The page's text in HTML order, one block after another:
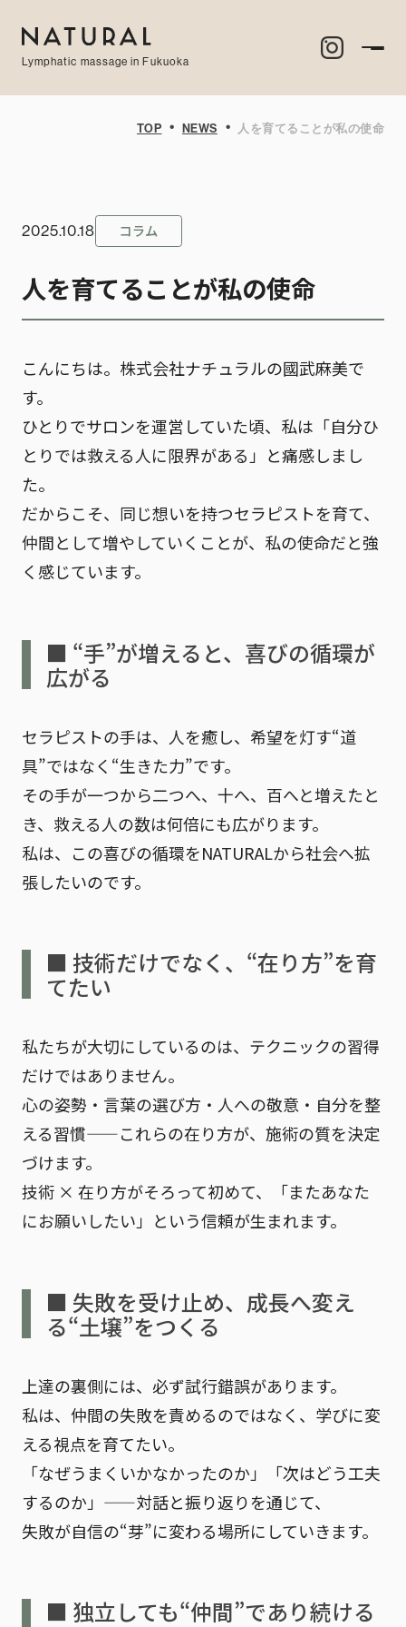
Lymphatic massage in Fukuoka
TOP・ NEWS・人を育てることが私の使命
2025.10.18 コラム
人を育てることが私の使命
こんにちは。株式会社ナチュラルの國武麻美で
す。
ひとりでサロンを運営していた頃、私は 「自分ひ
とりでは救える人に限界がある」 と痛感しまし
た。
だからこそ、同じ想いを持つセラピストを育て、
仲間として増やしていくことが、私の使命だと強
く感じています。
■ “手”が増えると、喜びの循環が
広がる
セラピストの手は、人を癒し、希望を灯す“道
具”ではなく “生きた力”です。
その手が一つから二つへ、十へ、百へと増えたと
き、救える人の数は何倍にも広がります。
私は、この喜びの循環をNATURALから社会へ拡
張したいのです。
■ 技術だけでなく、“在り方”を育
てたい
私たちが大切にしているのは、テクニックの習得
だけではありません。
心の姿勢・言葉の選び方・人への敬意・自分を整
える習慣——これらの在り方が、施術の質を決定
づけます。
技術 × 在り方がそろって初めて、「またあなた
にお願いしたい」という信頼が生まれます。
■ 失敗を受け止め、成長へ変え
る“土壌”をつくる
上達の裏側には、必ず試行錯誤があります。
私は、仲間の失敗を責めるのではなく、 学びに変
える視点を育てたい。
「なぜうまくいかなかったのか」「次はどう工夫
するのか」——対話と振り返りを通じて、
失敗が自信の“芽”に変わる場所にしていきます。
■ 独立しても“仲間”であり続ける